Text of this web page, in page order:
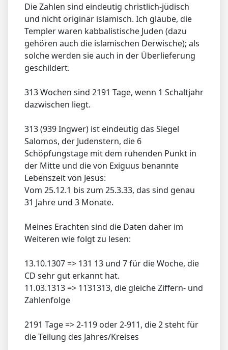
Die Zahlen sind eindeutig christlich-jüdisch
und nicht originär islamisch. Ich glaube, die
Templer waren kabbalistische Juden (dazu
gehören auch die islamischen Derwische); als
solche werden sie auch in der Überlieferung
geschildert.
313 Wochen sind 2191 Tage, wenn 1 Schaltjahr
dazwischen liegt.
313 (939 Ingwer) ist eindeutig das Siegel
Salomos, der Judenstern, die 6
Schöpfungstage mit dem ruhenden Punkt in
der Mitte und die von Exiguus benannte
Lebenszeit von Jesus:
Vom 25.12.1 bis zum 25.3.33, das sind genau
31 Jahre und 3 Monate.
Meines Erachten sind die Daten daher im
Weiteren wie folgt zu lesen:
13.10.1307 => 131 13 und 7 für die Woche, die
CD sehr gut erkannt hat.
11.03.1313 => 1131313, die gleiche Ziffern- und
Zahlenfolge
2191 Tage => 2-119 oder 2-911, die 2 steht für
die Teilung des Jahres/Kreises